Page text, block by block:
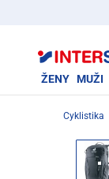
ŽENY MUŽI
Cyklistika